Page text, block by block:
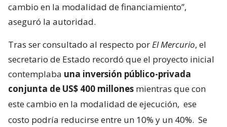
cambio en la modalidad de financiamiento”,
aseguró la autoridad.
Tras ser consultado al respecto porEl Mercurio, el
secretario de Estado recordó que el proyecto inicial
contemplaba una inversión público-privada
conjunta de US$ 400 millones mientras que con
este cambio en la modalidad de ejecución, ese
costo podría reducirse entre un 10% y un 40%. Se